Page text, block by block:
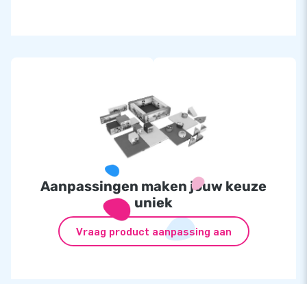
Aanpassingen maken jouw keuze
uniek
Vraag product aanpassing aan